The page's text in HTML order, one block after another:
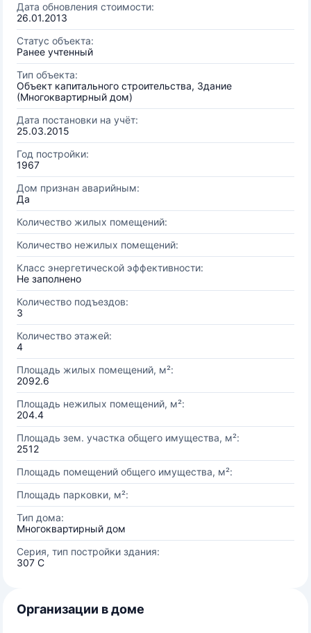
Дата обновления стоимости:
26.01.2013
Статус объекта:
Ранее учтенный
Тип объекта:
Объект капитального строительства, Здание
(Многоквартирный дом)
Дата постановки на учёт:
25.03.2015
Год постройки:
1967
Дом признан аварийным:
Да
Количество жилых помещений:
Количество нежилых помещений:
Класс энергетической эффективности:
Не заполнено
Количество подъездов:
3
Количество этажей:
4
Площадь жилых помещений, м²:
2092.6
Площадь нежилых помещений, м²:
204.4
Площадь зем. участка общего имущества, м²:
2512
Площадь помещений общего имущества, м²:
Площадь парковки, м²:
Тип дома:
Многоквартирный дом
Серия, тип постройки здания:
307 С
Организации в доме